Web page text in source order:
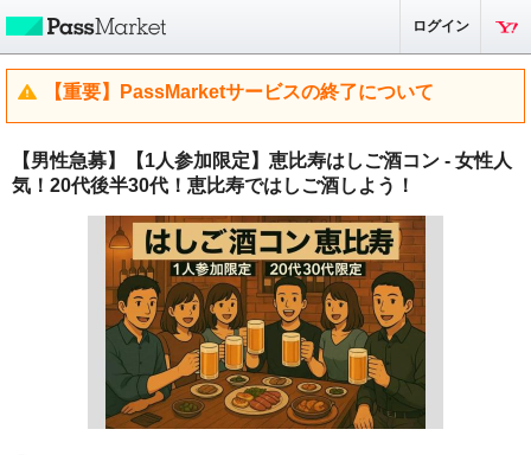
ログイン
【重要】PassMarketサービスの終了について
【男性急募】【1人参加限定】恵比寿はしご酒コン - 女性人
気！20代後半30代！恵比寿ではしご酒しよう！